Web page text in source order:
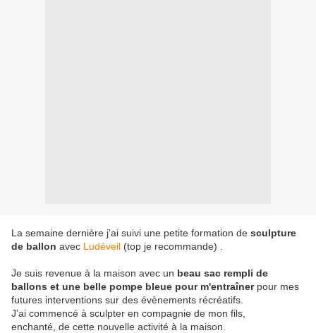
La semaine dernière j'ai suivi une petite formation de sculpture
de ballon avec Ludéveil (top je recommande) .
Je suis revenue à la maison avec un beau sac rempli de
ballons et une belle pompe bleue pour m'entraînerpour mes
futures interventions sur des évènements récréatifs.
J'ai commencé à sculpter en compagnie de mon fils,
enchanté, de cette nouvelle activité à la maison.